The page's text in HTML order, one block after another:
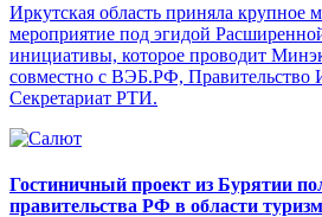
Иркутская область приняла крупное
мероприятие под эгидой
инициативы, которое проводит
совместно с ВЭБ.РФ, Правительство
Секретариат РТИ.
Гостиничный проект из Бурятии
правительства РФ в области